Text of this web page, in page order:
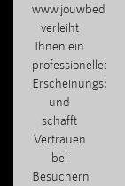
verleiht
Ihnen ein
professionelles
Erscheinungsbild
und
schafft
Vertrauen
bei
Besuchern